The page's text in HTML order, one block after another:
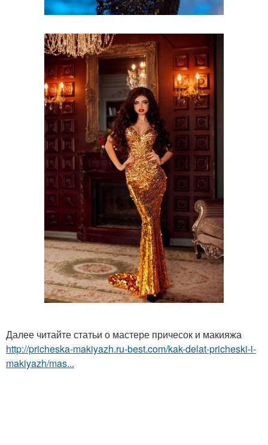
Далее читайте статьи о мастере причесок и макияжа
http://pricheska-makiyazh.ru-best.com/kak-delat-pricheski-i-
makiyazh/mas...